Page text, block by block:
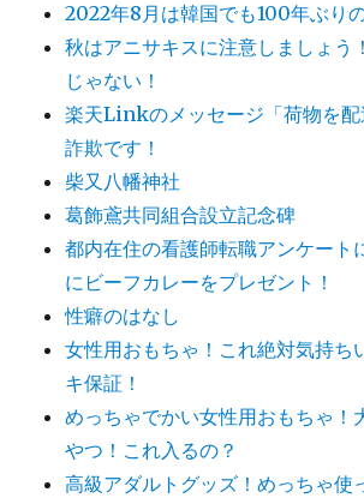
2022年8月は韓国でも100年ぶり
秋はアニサキスに注意しましょう
じゃない！
楽天Linkのメッセージ「荷物を配
詐欺です！
柴又八幡神社
葛飾鳶共同組合設立記念碑
都内在住の看護師転職アンケート
にビーフカレーをプレゼント！
性癖のはなし
女性用おもちゃ！これ絶対気持ち
キ保証！
めっちゃでかい女性用おもちゃ！
やつ！これ入るの？
高級アダルトグッズ！めっちゃ使